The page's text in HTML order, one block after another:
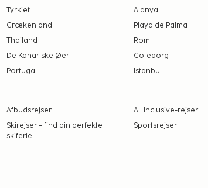
før indtjekning.
og depositummer
også servicedyr som
Tyrkiet
Grækenland
Thailand
De Kanariske Øer
Portugal
Alanya
Playa de Palma
Rom
Göteborg
Istanbul
Afbudsrejser All Inclusive-rejser
Skirejser – find din perfekte
skiferie
Sportsrejser